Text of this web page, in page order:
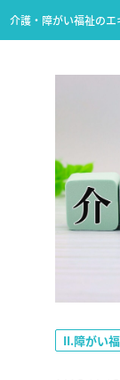
介護・障がい福祉の
II.障がい